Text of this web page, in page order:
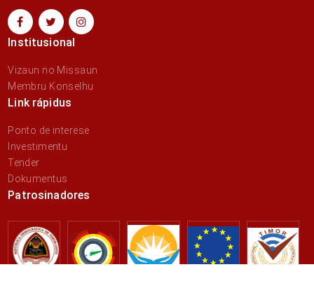
Institusional
Vizaun no Missaun
Membru Konselhu
Link rápidus
Ponto de interese
Investimentu
Tender
Dokumentus
Patrosinadores